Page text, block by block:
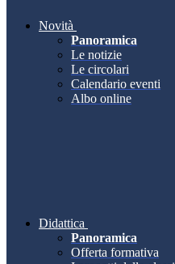
Novità
Panoramica
Le notizie
Le circolari
Calendario eventi
Albo online
Didattica
Panoramica
Offerta formativa